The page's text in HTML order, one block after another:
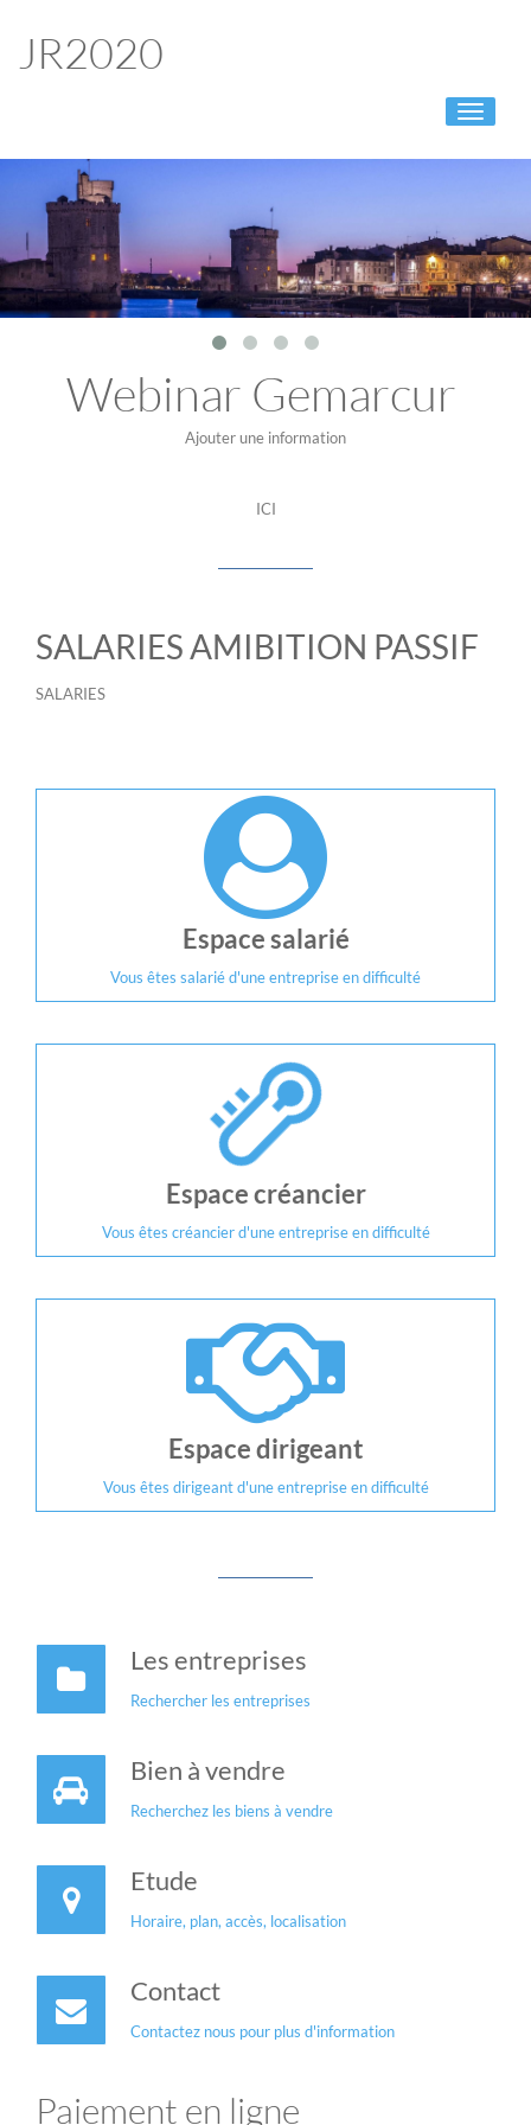
JR2020
Toggle
Webinar Gemarcur
Ajouter une information
ICI
SALARIES AMIBITION PASSIF
SALARIES
Espace salarié
Vous êtes salarié d'une entreprise en difficulté
Espace créancier
Vous êtes créancier d'une entreprise en difficulté
Espace dirigeant
Vous êtes dirigeant d'une entreprise en difficulté
Les entreprises
Rechercher les entreprises
Bien à vendre
Recherchez les biens à vendre
Etude
Horaire, plan, accès, localisation
Contact
Contactez nous pour plus d'information
Paiement en ligne